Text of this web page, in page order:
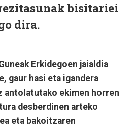
bisitariei
dira.
Erkidegoen jaialdia
gaur hasi eta igandera
antolatutako ekimen horren
desberdinen arteko
eta bakoitzaren